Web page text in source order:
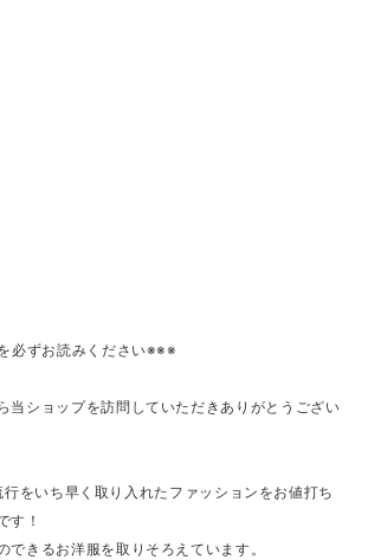
必ずお読みください※※※
当ショップを訪問していただきありがとうござい
をいち早く取り入れたファッションをお値打ち
す！
できるお洋服を取りそろえています。